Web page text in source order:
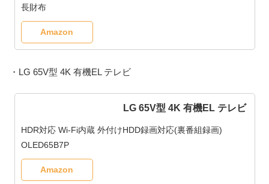
長財布
Amazon
・LG 65V型 4K 有機EL テレビ
LG 65V型 4K 有機EL テレビ
HDR対応 Wi-Fi内蔵 外付けHDD録画対応(裏番組録画)
OLED65B7P
Amazon